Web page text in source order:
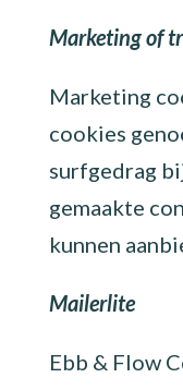
Marketing of
Marketing
cookies
surfgedrag
gemaakte
kunnen
Mailerlite
Ebb & Flow